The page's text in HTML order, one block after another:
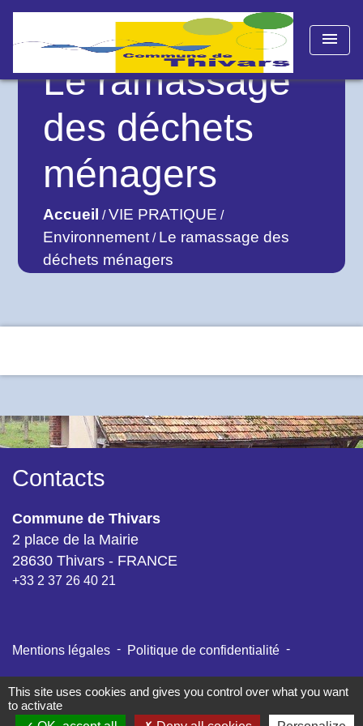
menu
Le ramassage
des déchets
ménagers
Accueil /VIE PRATIQUE /
Environnement / Le ramassage des
déchets ménagers
Contacts
Commune de Thivars
2 place de la Mairie
28630 Thivars - FRANCE
+33 2 37 26 40 21
Mentions légales - Politique de confidentialité -
Accessibilité Plan du site Gestion des cookies
This site uses cookies and gives you control over what you want
to activate